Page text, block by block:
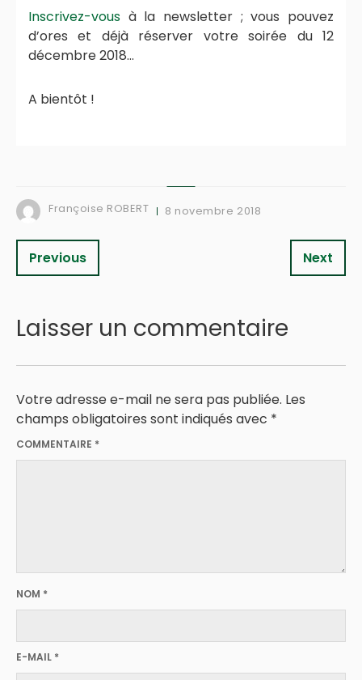
Inscrivez-vous à la newsletter ; vous pouvez
d’ores et déjà réserver votre soirée du 12
décembre 2018…
A bientôt !
Françoise ROBERT 8 novembre 2018
Previous Next
Laisser un commentaire
Votre adresse e-mail ne sera pas publiée. Les
champs obligatoires sont indiqués avec *
COMMENTAIRE *
NOM *
E-MAIL *